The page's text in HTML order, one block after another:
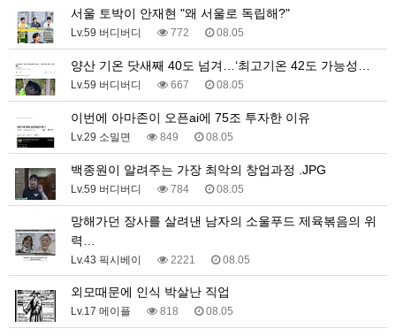
서울 토박이 안재현 "왜 서울로 독립해?"
Lv.59 버디버디 772 08.05
양산 기온 닷새째 40도 넘겨…‘최고기온 42도 가능성…
Lv.59 버디버디 667 08.05
이번에 아마존이 오픈ai에 75조 투자한 이유
Lv.29 소밀면 849 08.05
백종원이 알려주는 가장 최악의 창업과정 .JPG
Lv.59 버디버디 784 08.05
망해가던 장사를 살려낸 남자의 소울푸드 제육볶음의 위
력…
Lv.43 픽시베이 2221 08.05
외모때문에 인식 박살난 직업
Lv.17 메이플 818 08.05